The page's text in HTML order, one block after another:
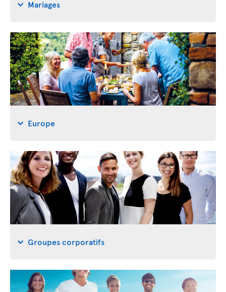
Mariages
Europe
Groupes corporatifs